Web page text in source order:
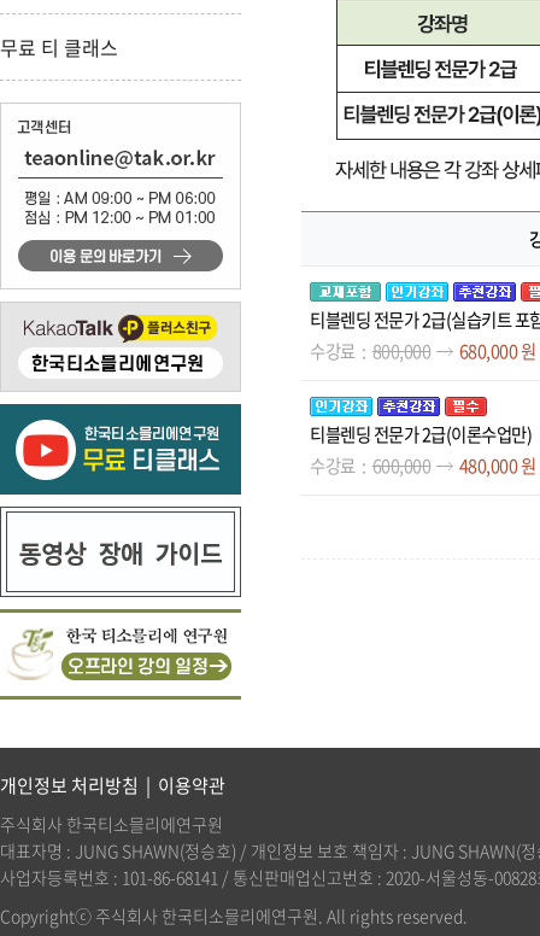
티블렌딩 전문가 2급(실습키트 포
수강료
800,000 680,000 원
티블렌딩 전문가 2급(이론수업만)
수강료
600,000 480,000 원
무료 티 클래스
개인정보 처리방침 | 이용약관
주식회사 한국티소믈리에연구원
대표자명 : JUNG SHAWN(정승호) / 개인정보 보호 책임자 : JUNG
사업자등록번호 : 101-86-68141 / 통신판매업신고번호 : 2020-서울성동-
Copyrightⓒ 주식회사 한국티소믈리에연구원. All rights reserved.